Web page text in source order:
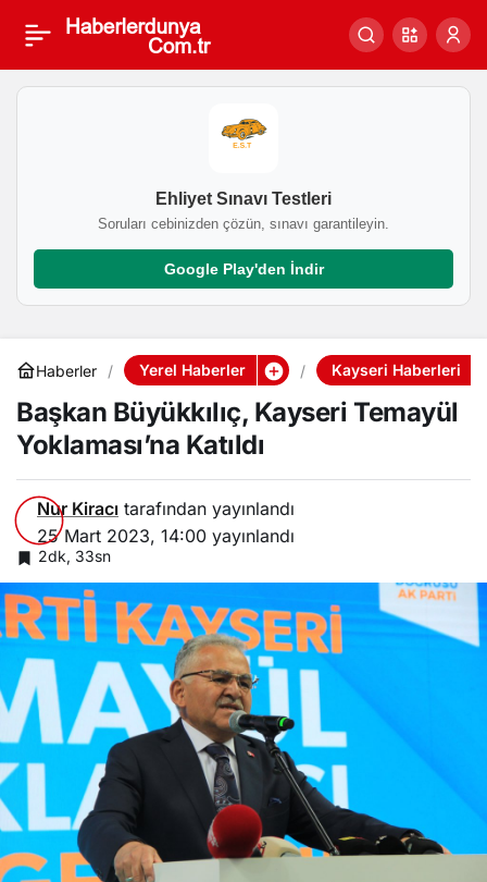
Ehliyet Sınavı Testleri
Soruları cebinizden çözün, sınavı garantileyin.
Google Play'den İndir
Haberler Yerel Haberler Kayseri Haberleri
Başkan Büyükkılıç, Kayseri Temayül
Yoklaması’na Katıldı
Nur Kiracı tarafından yayınlandı
25 Mart 2023, 14:00 yayınlandı
2dk, 33sn
Başkan Büyükkılıç,
Kayseri Temayül
0